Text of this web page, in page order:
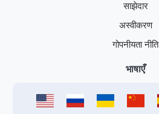
साझेदार
अस्वीकरण
गोपनीयता नीति
भाषाएँ